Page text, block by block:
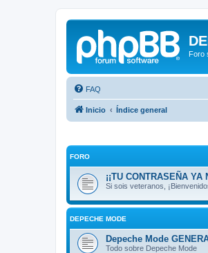
Foro
FAQ
Inicio Índice general
FORO
¡¡TU CONTRASEÑA
Si sois veteranos,
DEPECHE MODE
Depeche Mode
Todo sobre Depeche Mode